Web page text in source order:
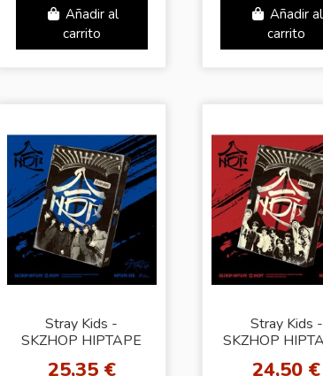
Añadir al
carrito
Añadir al
carrito
Stray Kids -
SKZHOP HIPTAPE
25,35 €
Stray Kids -
SKZHOP
24,50 €